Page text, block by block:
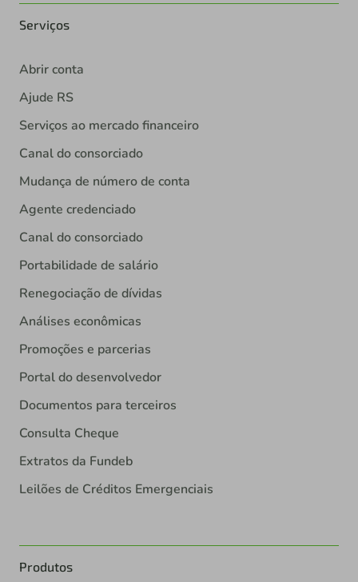
Serviços
Abrir conta
Ajude RS
Serviços ao mercado financeiro
Canal do consorciado
Mudança de número de conta
Agente credenciado
Canal do consorciado
Portabilidade de salário
Renegociação de dívidas
Análises econômicas
Promoções e parcerias
Portal do desenvolvedor
Documentos para terceiros
Consulta Cheque
Extratos da Fundeb
Leilões de Créditos Emergenciais
Produtos